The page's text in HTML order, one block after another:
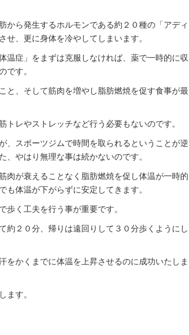
から発生するホルモンである約２０種の「アディ
、更に身体を冷やしてしまいます。
温症」をまずは克服しなければ、薬で一時的に収
です。
と、そして筋肉を増やし脂肪燃焼を促す食事が最
レやストレッチなど行う必要もないのです。
、スポーツジムで時間を取られるということが逆
やはり無理な事は続かないのです。
肉が衰えることなく脂肪燃焼を促し体温が一時的
体温が下がらずに安定してきます。
歩く工夫を行う事が重要です。
約２０分、帰りは遠回りして３０分歩くようにし
をかくまでに体温を上昇させるのに成功いたしま
ます。